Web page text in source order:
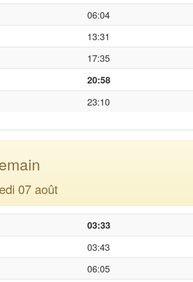
06:04
13:31
17:35
20:58
23:10
07 août
03:33
03:43
06:05